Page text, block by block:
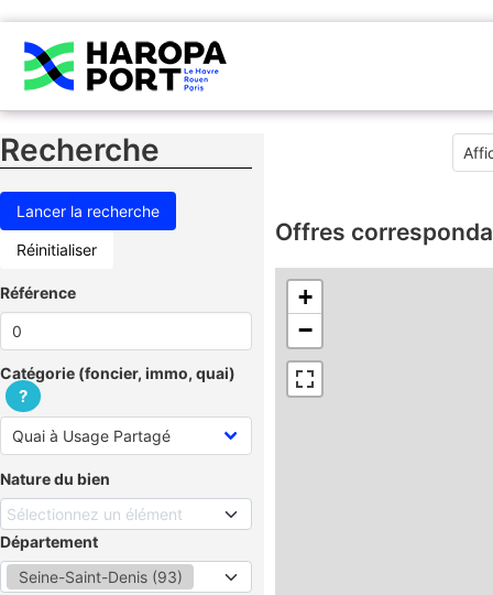
Recherche
Réinitialiser
Référence
Catégorie (foncier, immo, quai)
?
Nature du bien
Sélectionnez un élément
Département
Seine-Saint-Denis (93)
Offres
+
−